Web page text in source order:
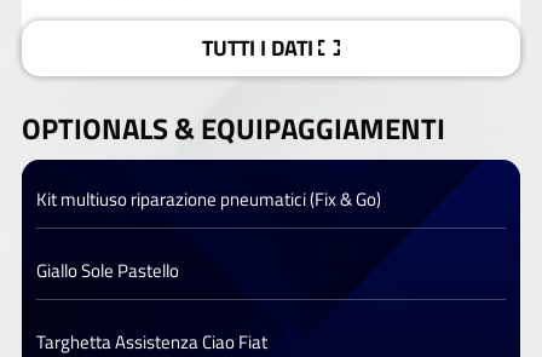
TUTTI I DATI
OPTIONALS &EQUIPAGGIAMENTI
Kit multiuso riparazione pneumatici (Fix & Go)
Giallo Sole Pastello
Targhetta Assistenza Ciao Fiat